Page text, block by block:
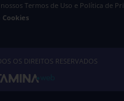
Termos de Uso e Política de
OS DIREITOS RESERVADOS